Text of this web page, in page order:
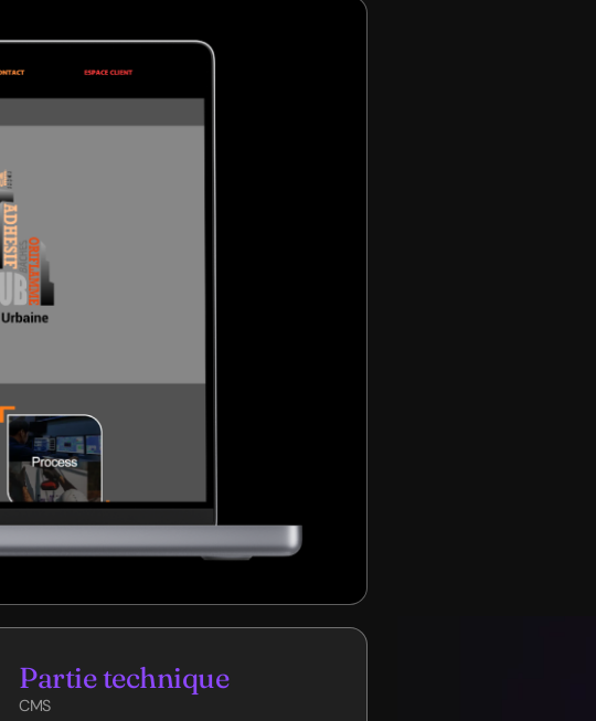
Partie technique
CMS